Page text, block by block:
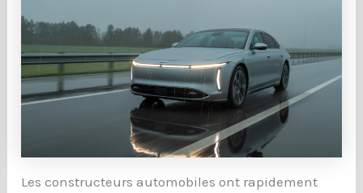
Les constructeurs automobiles ont rapidement